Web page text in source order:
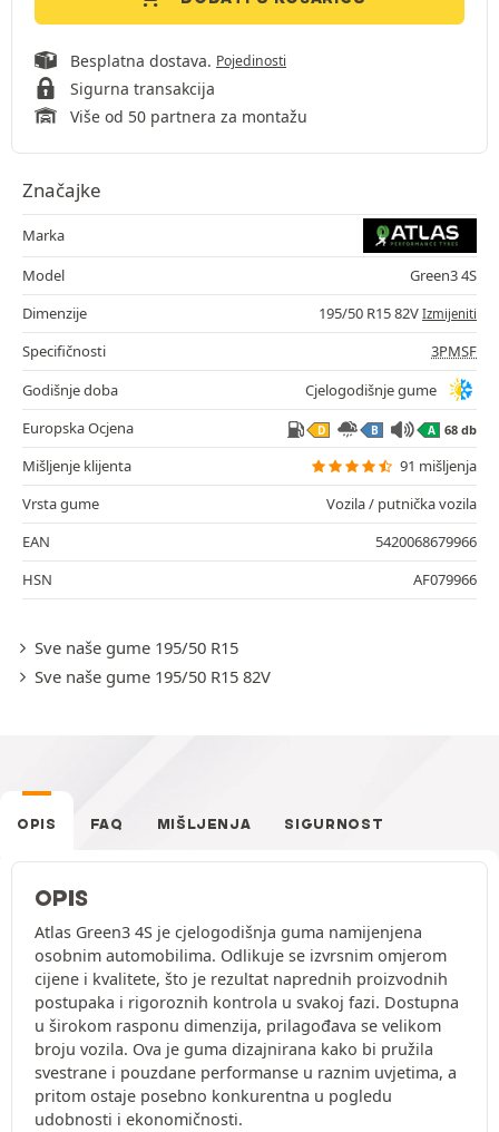
Besplatna dostava. Pojedinosti
Sigurna transakcija
Više od 50 partnera za montažu
Značajke
Marka
Model
Green3 4S
Dimenzije
195/50 R15 82V Izmijeniti
Specifičnosti
3PMSF
Godišnje doba
Cjelogodišnje gume
Europska Ocjena
D B A 68 db
Mišljenje klijenta
91 mišljenja
Vrsta gume
Vozila / putnička vozila
EAN
5420068679966
HSN
AF079966
Sve naše gume 195/50 R15
Sve naše gume 195/50 R15 82V
OPIS FAQ MIŠLJENJA SIGURNOST
OPIS
Atlas Green3 4S je cjelogodišnja guma namijenjena
osobnim automobilima. Odlikuje se izvrsnim omjerom
cijene i kvalitete, što je rezultat naprednih proizvodnih
postupaka i rigoroznih kontrola u svakoj fazi. Dostupna
u širokom rasponu dimenzija, prilagođava se velikom
broju vozila. Ova je guma dizajnirana kako bi pružila
svestrane i pouzdane performanse u raznim uvjetima, a
pritom ostaje posebno konkurentna u pogledu
udobnosti i ekonomičnosti.